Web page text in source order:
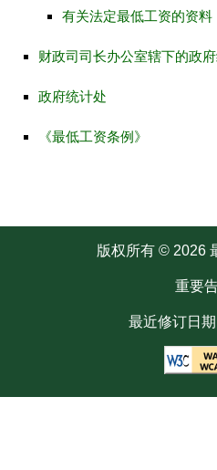
有关法定最低工资的资料
财政司司长办公室辖下的政
政府统计处
《最低工资条例》
版权所有 © 2026
重要
最近修订日